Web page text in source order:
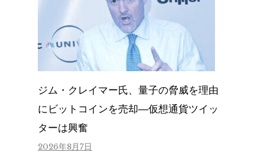
ジム・クレイマー氏、量子の脅威を理由
にビットコインを売却―仮想通貨ツイッ
ターは興奮
2026年8月7日